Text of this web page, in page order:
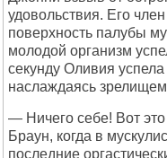
удовольствия. Его
поверхность палубы
молодой организм
секунду Оливия
наслаждаясь
— Ничего себе! Вот
Браун, когда в
последние